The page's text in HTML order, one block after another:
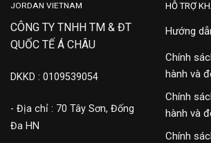
JORDAN VIETNAM
CÔNG TY TNHH TM & ĐT
QUỐC TẾ Á CHÂU
DKKD : 0109539054
- Địa chỉ : 70 Tây Sơn, Đống
Đa HN
HỖ TRỢ
Hướng
Chính
hành và
Chính
hành và
Chính